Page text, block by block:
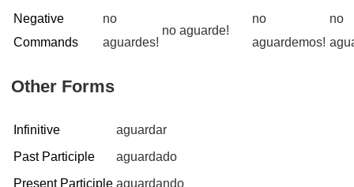
Negative
Commands
no
aguardes!
no aguarde!
no
aguardemos!
no
Other Forms
Infinitive
aguardar
Past Participle
aguardado
Present Participle aguardando